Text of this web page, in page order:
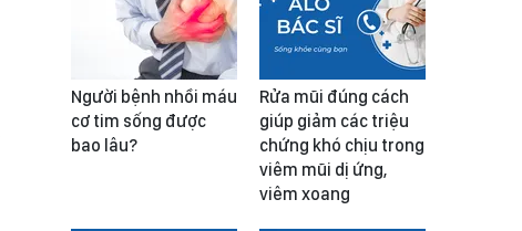
Người bệnh nhồi máu
cơ tim sống được
bao lâu?
Rửa mũi đúng cách
giúp giảm các triệu
chứng khó chịu trong
viêm mũi dị ứng,
viêm xoang